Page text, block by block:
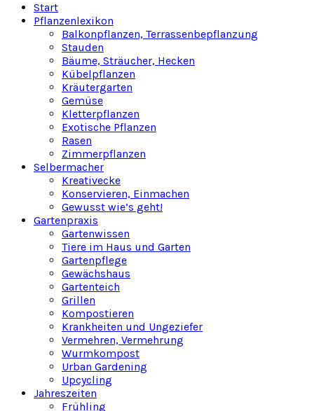
Start
Pflanzenlexikon
Balkonpflanzen, Terrassenbepflanzung
Stauden
Bäume, Sträucher, Hecken
Kübelpflanzen
Kräutergarten
Gemüse
Kletterpflanzen
Exotische Pflanzen
Rasen
Zimmerpflanzen
Selbermacher
Kreativecke
Konservieren, Einmachen
Gewusst wie’s geht!
Gartenpraxis
Gartenwissen
Tiere im Haus und Garten
Gartenpflege
Gewächshaus
Gartenteich
Grillen
Kompostieren
Krankheiten und Ungeziefer
Vermehren, Vermehrung
Wurmkompost
Urban Gardening
Upcycling
Jahreszeiten
Frühling